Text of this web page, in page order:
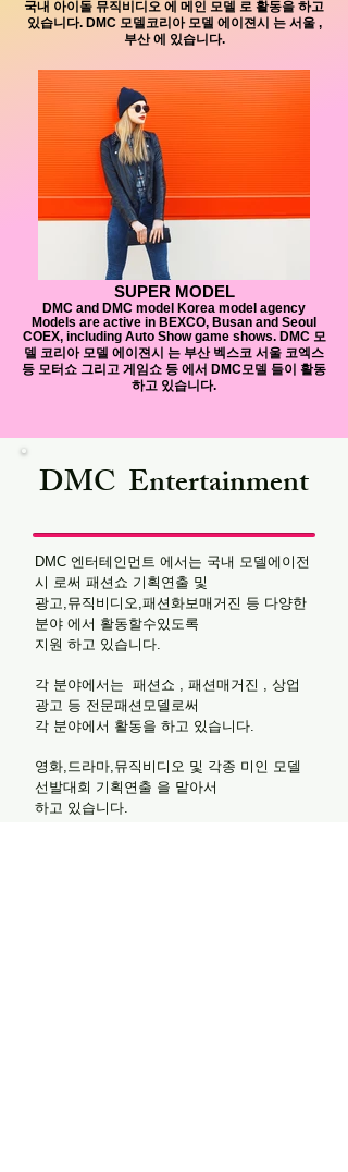
국내 아이돌 뮤직비디오 에 메인 모델 로 활동을 하고
있습니다. DMC 모델코리아 모델 에이젼시 는 서울 ,
부산 에 있습니다.
SUPER MODEL
DMC and DMC model Korea model agency
Models are active in BEXCO, Busan and Seoul
COEX, including Auto Show game shows. DMC 모
델 코리아 모델 에이젼시 는 부산 벡스코 서울 코엑스
등 모터쇼 그리고 게임쇼 등 에서 DMC모델 들이 활동
하고 있습니다.
DMC Entertainment
DMC 엔터테인먼트 에서는 국내 모델에이전
시 로써 패션쇼 기획연출 및
광고,뮤직비디오,패션화보매거진 등 다양한
분야 에서 활동할수있도록
지원 하고 있습니다.
각 분야에서는 패션쇼 , 패션매거진 , 상업
광고 등 전문패션모델로써
각 분야에서 활동을 하고 있습니다.
영화,드라마,뮤직비디오 및 각종 미인 모델
선발대회 기획연출 을 맡아서
하고 있습니다.